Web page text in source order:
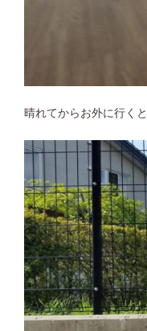
晴れてからお外に行く